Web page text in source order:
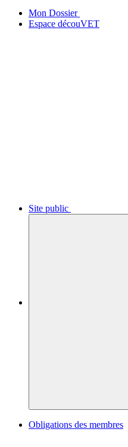
Mon Dossier
Espace découVET
Site public
Obligations des membres